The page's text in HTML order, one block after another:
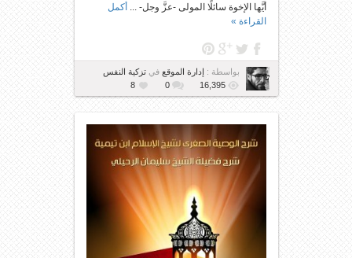
أيَّها الإخوة سائلًا المولى -عزَّ وجل- ... أكمل
القراءة »
بواسطة : إدارة الموقعفيتزكية النفس
16,395
0
8